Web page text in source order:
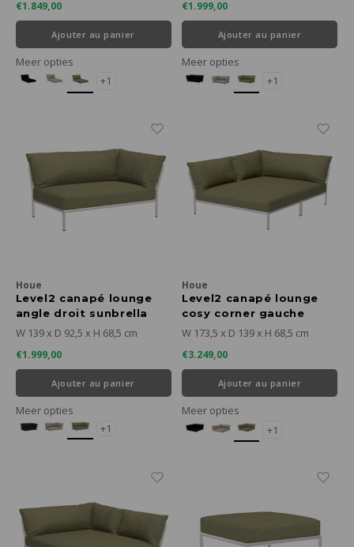
€1.849,00
Ajouter au panier
Meer opties
+1
€1.999,00
Ajouter au panier
Meer opties
+1
Houe
Level2 canapé lounge
angle droit sunbrella
heritage - cadre blanc
W 139 x D 92,5 x H 68,5 cm
€1.999,00
Ajouter au panier
Meer opties
+1
Houe
Level2 canapé lounge
cosy corner gauche
sunbrella heritage -
W 173,5 x D 139 x H 68,5 cm
€3.249,00
Ajouter au panier
Meer opties
+1